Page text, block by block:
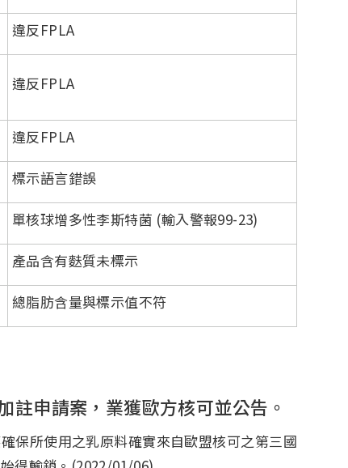
違反FPLA
違反FPLA
違反FPLA
標示語言錯誤
單核球增多性李斯特菌 (輸入警報99-23)
產品含有麩質未標示
總脂肪含量與標示值不符
註申請案，業獲歐方核可並公告。
所使用之乳原料確實來自歐盟核可之第三國